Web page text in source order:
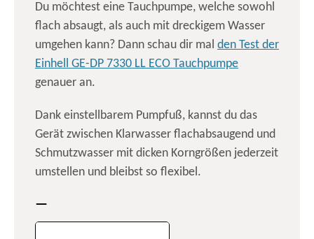
Du möchtest eine Tauchpumpe, welche sowohl
flach absaugt, als auch mit dreckigem Wasser
umgehen kann? Dann schau dir mal den Test der
Einhell GE-DP 7330 LL ECO Tauchpumpe
genauer an.
Dank einstellbarem Pumpfuß, kannst du das
Gerät zwischen Klarwasser flachabsaugend und
Schmutzwasser mit dicken Korngrößen jederzeit
umstellen und bleibst so flexibel.
—